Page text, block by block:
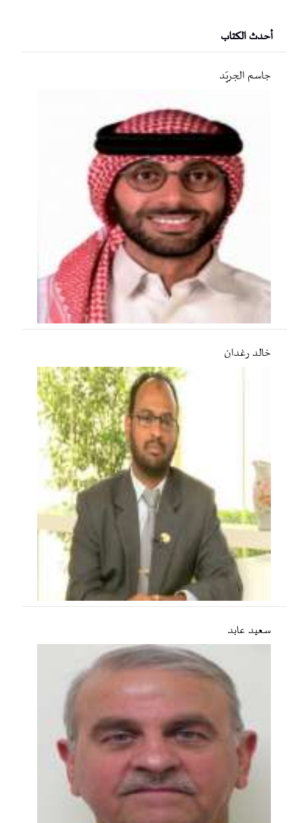
أحدث الكتاب
جاسم الجريّد
خالد رغدان
سعید عابد